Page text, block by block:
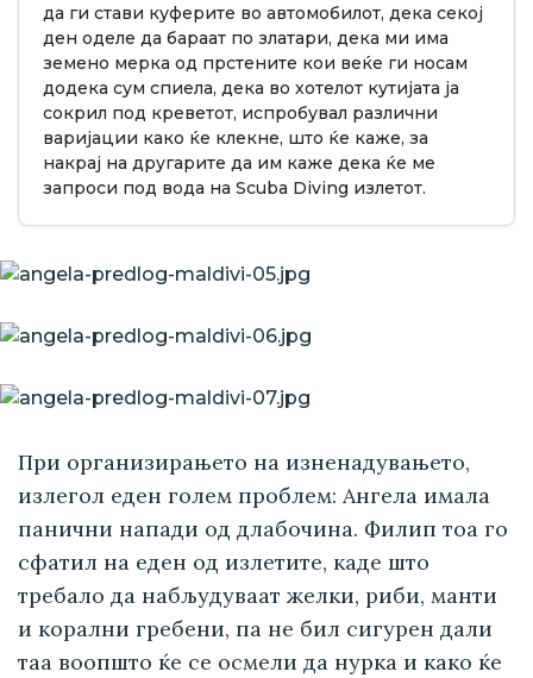
да ги стави куферите во автомобилот, дека секој
ден оделе да бараат по златари, дека ми има
земено мерка од прстените кои веќе ги носам
додека сум спиела, дека во хотелот кутијата ја
сокрил под креветот, испробувал различни
варијации како ќе клекне, што ќе каже, за
накрај на другарите да им каже дека ќе ме
запроси под вода на Scuba Diving излетот.
При организирањето на изненадувањето,
излегол еден голем проблем: Ангела имала
панични напади од длабочина. Филип тоа го
сфатил на еден од излетите, каде што
требало да набљудуваат желки, риби, манти
и корални гребени, па не бил сигурен дали
таа воопшто ќе се осмели да нурка и како ќе